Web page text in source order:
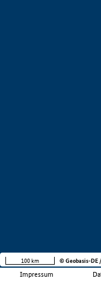
Impressum
100 km © Geobasis-DE